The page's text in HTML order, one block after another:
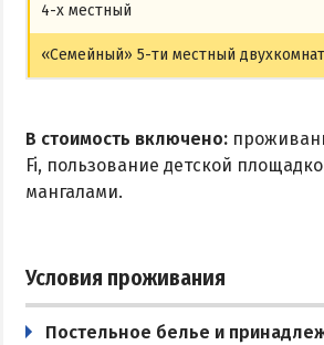
4-х местный
«Семейный» 5-ти местный
В стоимость включено:
Fi, пользование детской
мангалами.
Условия проживания
Постельное белье и